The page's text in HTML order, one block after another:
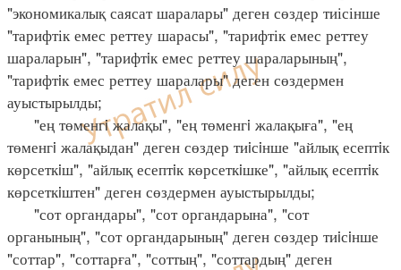
"экономикалық саясат шаралары" деген сөздер тиісінше
"тарифтік емес реттеу шарасы", "тарифтік емес реттеу
шараларын", "тарифтiк емес реттеу шараларының",
"тарифтiк емес реттеу шаралары" деген сөздермен
ауыстырылды;
"ең төменгi жалақы", "ең төменгi жалақыға", "ең
төменгi жалақыдан" деген сөздер тиiсiнше "айлық есептiк
көрсеткiш", "айлық есептiк көрсеткiшке", "айлық есептiк
көрсеткiштен" деген сөздермен ауыстырылды;
"сот органдары", "сот органдарына", "сот
органының", "сот органдарының" деген сөздер тиiсiнше
"соттар", "соттарға", "соттың", "соттардың" деген